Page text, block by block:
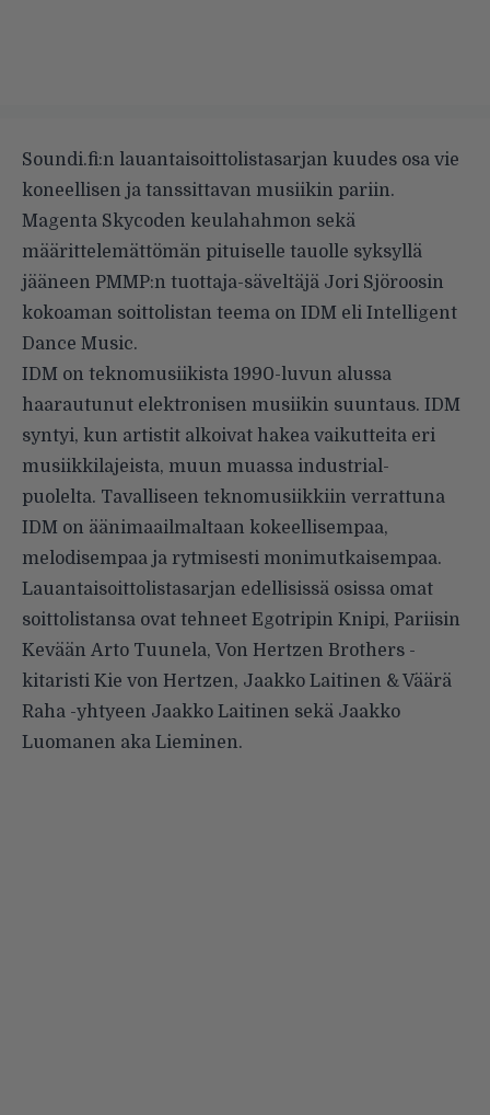
Soundi.fi:n lauantaisoittolistasarjan kuudes osa vie
koneellisen ja tanssittavan musiikin pariin.
Magenta Skycoden keulahahmon sekä
määrittelemättömän pituiselle tauolle syksyllä
jääneen PMMP:n tuottaja-säveltäjä Jori Sjöroosin
kokoaman soittolistan teema on IDM eli Intelligent
Dance Music.
IDM on teknomusiikista 1990-luvun alussa
haarautunut elektronisen musiikin suuntaus. IDM
syntyi, kun artistit alkoivat hakea vaikutteita eri
musiikkilajeista, muun muassa industrial-
puolelta. Tavalliseen teknomusiikkiin verrattuna
IDM on äänimaailmaltaan kokeellisempaa,
melodisempaa ja rytmisesti monimutkaisempaa.
Lauantaisoittolistasarjan edellisissä osissa omat
soittolistansa ovat tehneet Egotripin Knipi, Pariisin
Kevään Arto Tuunela, Von Hertzen Brothers -
kitaristi Kie von Hertzen, Jaakko Laitinen & Väärä
Raha -yhtyeen Jaakko Laitinen sekä Jaakko
Luomanen aka Lieminen.